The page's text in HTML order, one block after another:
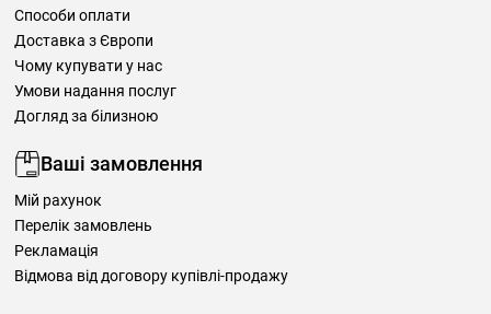
Способи оплати
Доставка з Європи
Чому купувати у нас
Умови надання послуг
Догляд за білизною
Ваші замовлення
Мій рахунок
Перелік замовлень
Рекламація
Відмова від договору купівлі-продажу